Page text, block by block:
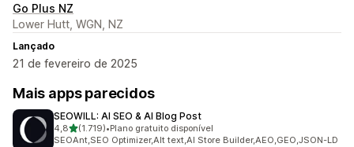
Go Plus NZ
Lower Hutt, WGN, NZ
Lançado
21 de fevereiro de 2025
Mais apps parecidos
SEOWILL: AI SEO & AI Blog Post
4,8de 5 estrelas
(1.719)
1719 avaliações ao todo
•Plano gratuito disponível
SEOAnt,SEO Optimizer,Alt text,AI Store Builder,AEO,GEO,JSON-LD